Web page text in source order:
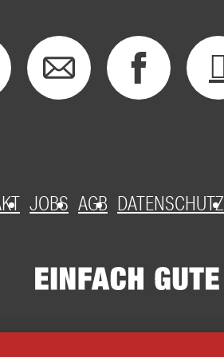
JOBS AGB DATENSCHUTZ